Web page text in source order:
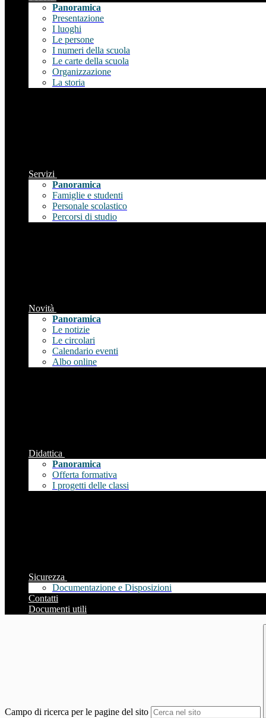
Panoramica
Presentazione
I luoghi
Le persone
I numeri della scuola
Le carte della scuola
Organizzazione
La storia
Servizi
Panoramica
Famiglie e studenti
Personale scolastico
Percorsi di studio
Novità
Panoramica
Le notizie
Le circolari
Calendario eventi
Albo online
Didattica
Panoramica
Offerta formativa
I progetti delle classi
Sicurezza
Documentazione e Disposizioni
Contatti
Documenti utili
Campo di ricerca per le pagine del sito